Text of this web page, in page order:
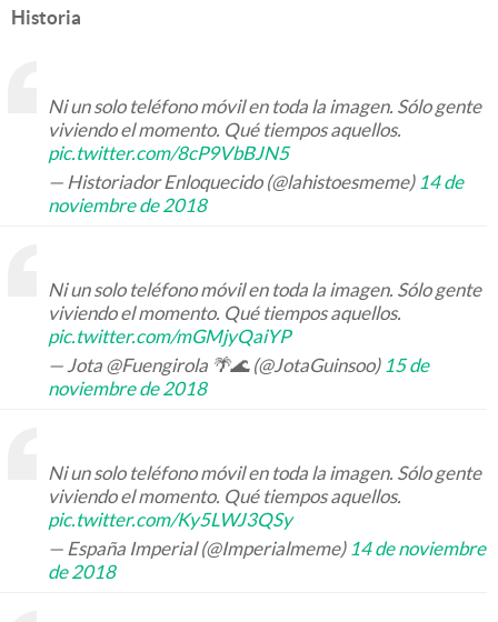
Historia
Ni un solo teléfono móvil en toda la imagen. Sólo gente
viviendo el momento. Qué tiempos aquellos.
pic.twitter.com/8cP9VbBJN5
— Historiador Enloquecido (@lahistoesmeme) 14 de
noviembre de 2018
Ni un solo teléfono móvil en toda la imagen. Sólo gente
viviendo el momento. Qué tiempos aquellos.
pic.twitter.com/mGMjyQaiYP
— Jota @Fuengirola 🌴🌊 (@JotaGuinsoo) 15 de
noviembre de 2018
Ni un solo teléfono móvil en toda la imagen. Sólo gente
viviendo el momento. Qué tiempos aquellos.
pic.twitter.com/Ky5LWJ3QSy
— España Imperial (@Imperialmeme) 14 de noviembre
de 2018